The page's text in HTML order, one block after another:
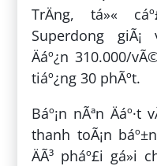
TrÄng, tá»«
Superdong giÃ¡
Äáº¿n 310.000/
tiáº¿ng 30 phÃºt.
Báº¡n nÃªn
thanh toÃ¡n
ÄÃ³ pháº£i gá»i